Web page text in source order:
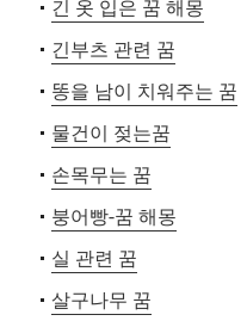
긴 옷 입은 꿈 해몽
긴부츠 관련 꿈
똥을 남이 치워주는 꿈
물건이 젖는꿈
손목무는 꿈
붕어빵-꿈 해몽
실 관련 꿈
살구나무 꿈